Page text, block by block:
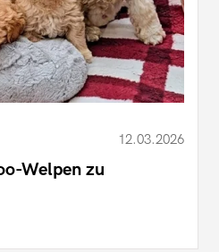
12.03.2026
Welpen zu